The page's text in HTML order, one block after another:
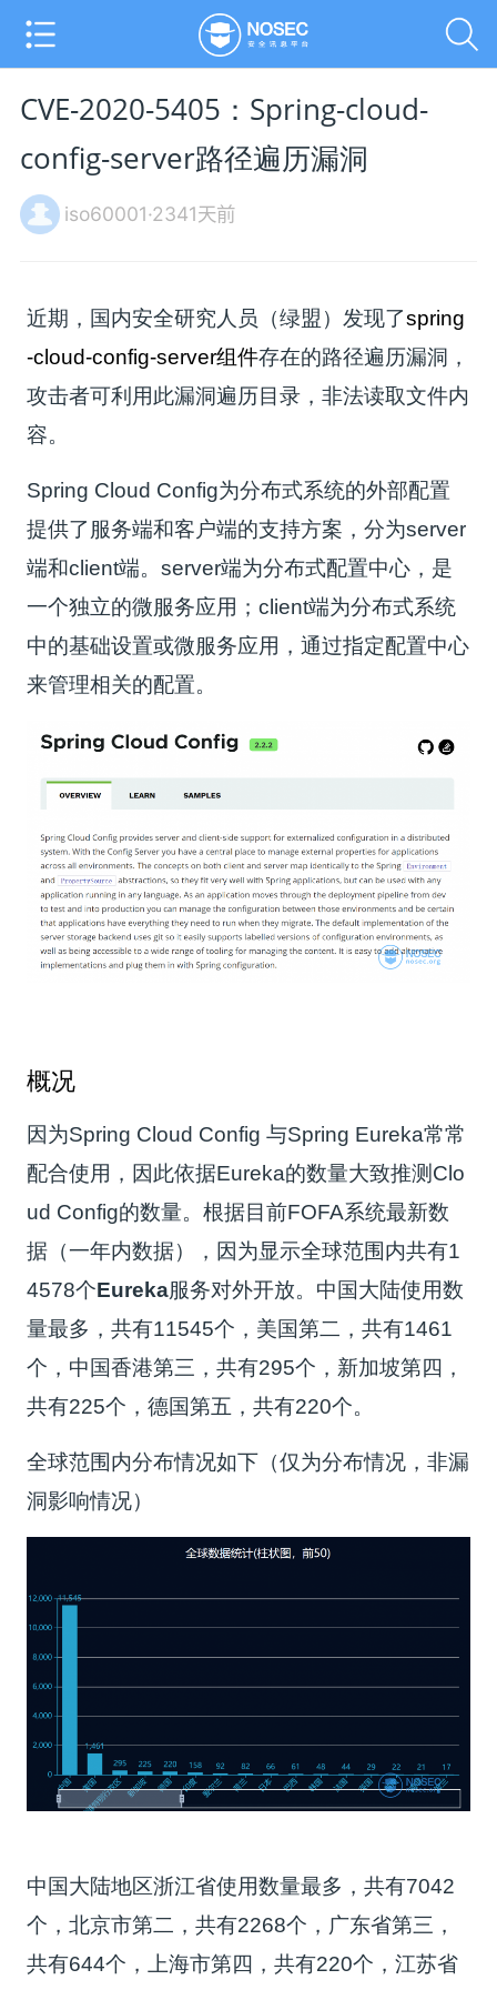
CVE-2020-5405：Spring-cloud-
config-server路径遍历漏洞
iso60001·2341天前
近期，国内安全研究人员（绿盟）发现了spring
-cloud-config-server组件存在的路径遍历漏洞，
攻击者可利用此漏洞遍历目录，非法读取文件内
容。
Spring Cloud Config为分布式系统的外部配置
提供了服务端和客户端的支持方案，分为server
端和client端。server端为分布式配置中心，是
一个独立的微服务应用；client端为分布式系统
中的基础设置或微服务应用，通过指定配置中心
来管理相关的配置。
概况
因为Spring Cloud Config 与Spring Eureka常常
配合使用，因此依据Eureka的数量大致推测Clo
ud Config的数量。根据目前FOFA系统最新数
据（一年内数据），因为显示全球范围内共有1
4578个Eureka服务对外开放。中国大陆使用数
量最多，共有11545个，美国第二，共有1461
个，中国香港第三，共有295个，新加坡第四，
共有225个，德国第五，共有220个。
全球范围内分布情况如下（仅为分布情况，非漏
洞影响情况）
中国大陆地区浙江省使用数量最多，共有7042
个，北京市第二，共有2268个，广东省第三，
共有644个，上海市第四，共有220个，江苏省